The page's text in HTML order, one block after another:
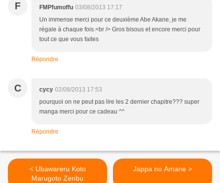
F FMPfumoffu 03/08/2013 17:17
Un immense merci pour ce deuxième Abe Akane, je me
régale à chaque fois.<br /> Gros bisous et encore merci pour
tout ce que vous faites
Répondre
C cycy 02/08/2013 17:53
pourquoi on ne peut pas lire les 2 dernier chapitre??? super
manga merci pour ce cadeau ^^
Répondre
< Ubawareru Koto
Marugoto Zenbu
Jappa no Amane >